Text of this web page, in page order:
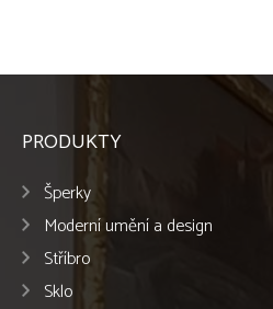
PRODUKTY
Šperky
Moderní umění a design
Stříbro
Sklo